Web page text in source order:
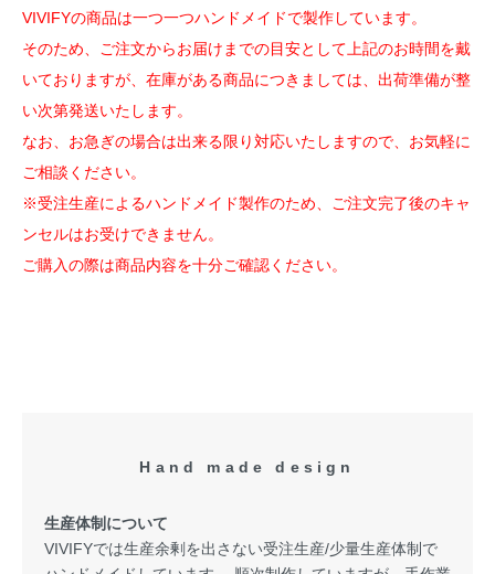
VIVIFYの商品は一つ一つハンドメイドで製作しています。
そのため、ご注文からお届けまでの目安として上記のお時間を戴
いておりますが、在庫がある商品につきましては、出荷準備が整
い次第発送いたします。
なお、お急ぎの場合は出来る限り対応いたしますので、お気軽に
ご相談ください。
※受注生産によるハンドメイド製作のため、ご注文完了後のキャ
ンセルはお受けできません。
ご購入の際は商品内容を十分ご確認ください。
Hand made design
生産体制について
VIVIFYでは生産余剰を出さない受注生産/少量生産体制で